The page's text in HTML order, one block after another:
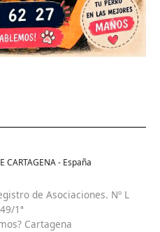
CARTAGENA - España
de Asociaciones. Nº L
1ª
Cartagena